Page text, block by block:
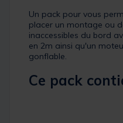
Un pack pour vous
placer un montage ou
inaccessibles du bord
en 2m ainsi qu'un
gonflable.
Ce pack